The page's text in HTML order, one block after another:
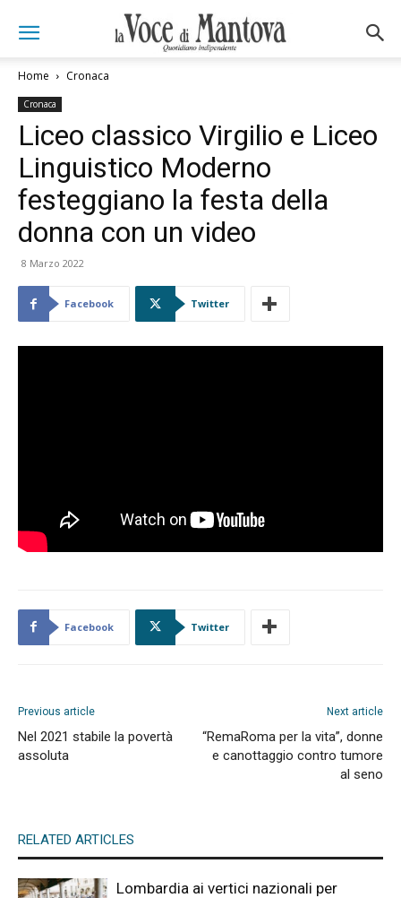
Home Cronaca
Cronaca
Liceo classico Virgilio e Liceo
Linguistico Moderno
festeggiano la festa della
donna con un video
8 Marzo 2022
Facebook Twitter
Facebook Twitter
Previous article
Nel 2021 stabile la povertà
assoluta
Next article
“RemaRoma per la vita”, donne
e canottaggio contro tumore
al seno
RELATED ARTICLES
Lombardia ai vertici nazionali per